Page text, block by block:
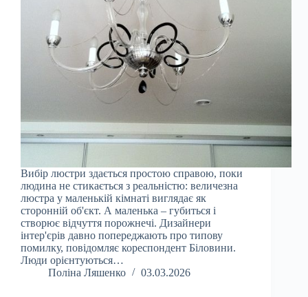
Вибір люстри здається простою справою, поки
людина не стикається з реальністю: величезна
люстра у маленькій кімнаті виглядає як
сторонній об'єкт. А маленька – губиться і
створює відчуття порожнечі. Дизайнери
інтер'єрів давно попереджають про типову
помилку, повідомляє кореспондент Біловини.
Люди орієнтуються…
Поліна Ляшенко
03.03.2026